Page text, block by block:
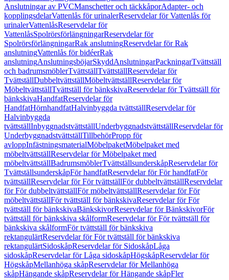
Anslutningar av PVCManschetter och täckkåporAdapter- och
kopplingsdelarVattenlås för urinalerReservdelar för Vattenlås för
urinalerVattenlåsReservdelar för
VattenlåsSpolrörsförlängningarReservdelar för
SpolrörsförlängningarRak anslutningReservdelar för Rak
anslutningVattenlås för bidéerRak
anslutningAnslutningsböjarSkyddAnslutningarPackningarTvättställ
och badrumsmöblerTvättställTvättställReservdelar för
TvättställDubbeltvättställMöbeltvättställReservdelar för
MöbeltvättställTvättställ för bänkskivaReservdelar för Tvättställ för
bänkskivaHandfatReservdelar för
HandfatHörnhandfatHalvinbyggda tvättställReservdelar för
Halvinbyggda
tvättställInbyggnadstvättställUnderbyggnadstvättställReservdelar för
UnderbyggnadstvättställTillbehörPropp för
avloppInfästningsmaterialMöbelpaketMöbelpaket med
möbeltvättställReservdelar för Möbelpaket med
möbeltvättställBadrumsmöblerTvättställsunderskåpReservdelar för
TvättställsunderskåpFör handfatReservdelar för För handfatFör
tvättställReservdelar för För tvättställFör dubbeltvättställReservdelar
för För dubbeltvättställFör möbeltvättställReservdelar för För
möbeltvättställFör tvättställ för bänkskivaReservdelar för För
tvättställ för bänkskivaBänkskivorReservdelar för BänkskivorFör
tvättställ för bänkskiva skålformReservdelar för För tvättställ för
bänkskiva skålformFör tvättställ för bänkskiva
rektangulärtReservdelar för För tvättställ för bänkskiva
rektangulärtSidoskåpReservdelar för SidoskåpLåga
sidoskåpReservdelar för Låga sidoskåpHögskåpReservdelar för
HögskåpMellanhöga skåpReservdelar för Mellanhöga
skåpHängande skåpReservdelar för Hängande skåpFler